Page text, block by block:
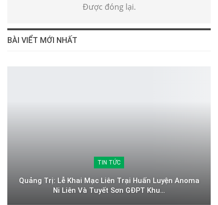
Được đóng lại.
BÀI VIỂT MỚI NHẤT
TIN TỨC
Quảng Trị: Lễ Khai Mạc Liên Trại Huấn Luyện Anoma
Ni Liên Và Tuyết Sơn GĐPT Khu…